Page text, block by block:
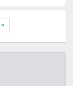
»